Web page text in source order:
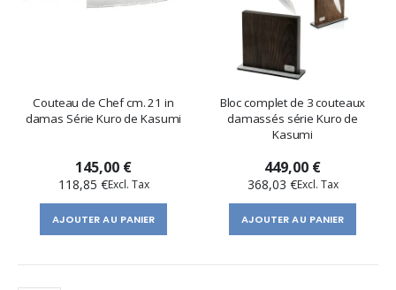
Couteau de Chef cm. 21 in
damas Série Kuro de Kasumi
145,00 €
118,85 €
AJOUTER AU PANIER
Bloc complet de 3 couteaux
damassés série Kuro de
Kasumi
449,00 €
368,03 €
AJOUTER AU PANIER